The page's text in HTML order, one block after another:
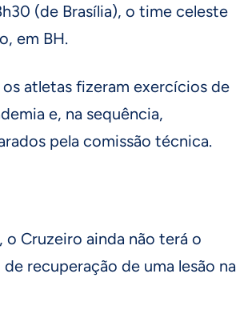
(de Brasília), o time celeste
em BH.
atletas fizeram exercícios de
e, na sequência,
pela comissão técnica.
o Cruzeiro ainda não terá o
recuperação de uma lesão na